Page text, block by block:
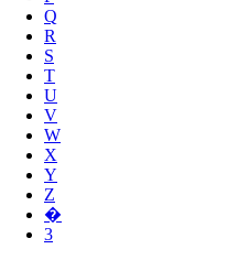
Q
R
S
T
U
V
W
X
Y
Z
�
3